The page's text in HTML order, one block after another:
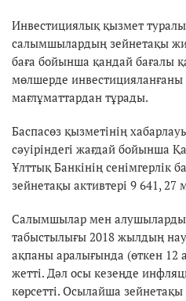
Инвестициялық қызмет
салымшылардың зейнетақы
баға бойынша қандай бағалы
мөлшерде
мағлұматтардан тұрады.
Баспасөз қызметінің
сәуіріндегі жағдай бойынша
Ұлттық Банкінің сенімгерлік
зейнетақы активтері 9 641, 27
Салымшылар мен
табыстылығы 2018 жылдың
ақпаны аралығында (өткен 12
жетті. Дәл осы кезеңде
көрсетті. Осылайша зейнетақы